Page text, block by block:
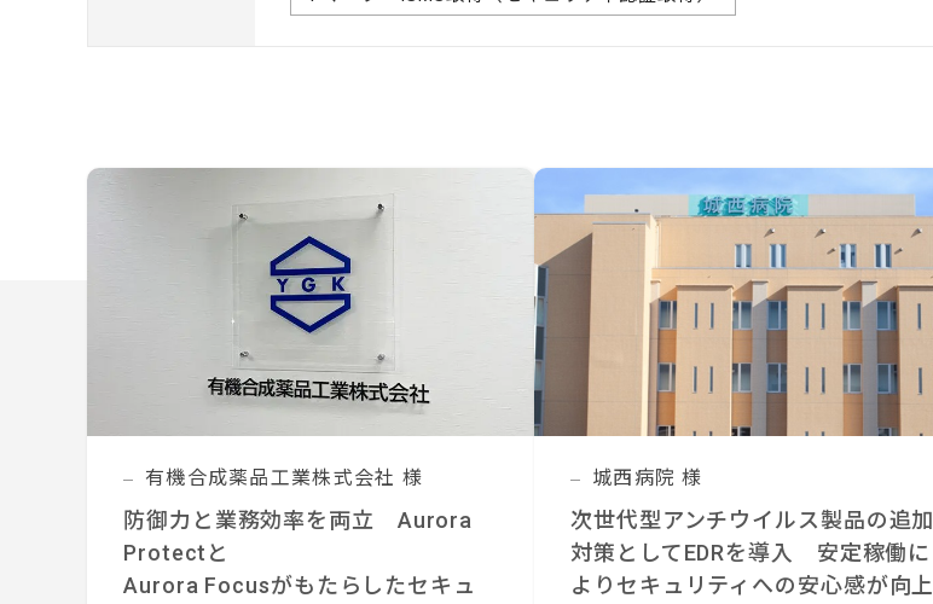
有機合成薬品工業株式会社 様
防御力と業務効率を両立 Aurora
Protectと
Aurora Focusがもたらしたセキュ
城西病院 様
次世代型アンチウイルス製品の追加
対策としてEDRを導入 安定稼働に
よりセキュリティへの安心感が向上